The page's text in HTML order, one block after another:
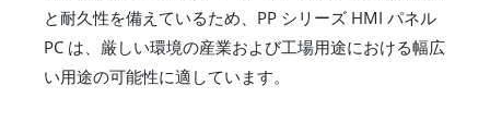
と耐久性を備えているため、PP シリーズ HMI パネル
PC は、厳しい環境の産業および工場用途における幅広
い用途の可能性に適しています。